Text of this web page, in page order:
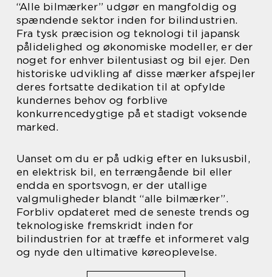
“Alle bilmærker” udgør en mangfoldig og
spændende sektor inden for bilindustrien.
Fra tysk præcision og teknologi til japansk
pålidelighed og økonomiske modeller, er der
noget for enhver bilentusiast og bil ejer. Den
historiske udvikling af disse mærker afspejler
deres fortsatte dedikation til at opfylde
kundernes behov og forblive
konkurrencedygtige på et stadigt voksende
marked.
Uanset om du er på udkig efter en luksusbil,
en elektrisk bil, en terrængående bil eller
endda en sportsvogn, er der utallige
valgmuligheder blandt “alle bilmærker”.
Forbliv opdateret med de seneste trends og
teknologiske fremskridt inden for
bilindustrien for at træffe et informeret valg
og nyde den ultimative køreoplevelse.